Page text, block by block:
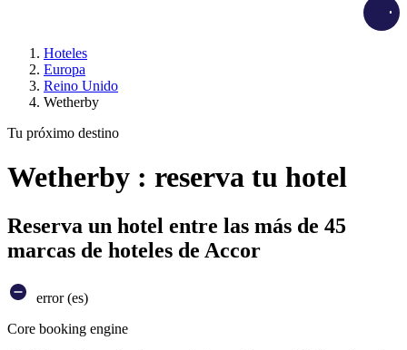
Hoteles
Europa
Reino Unido
Wetherby
Tu próximo destino
Wetherby : reserva tu hotel
Reserva un hotel entre las más de 45
marcas de hoteles de Accor
error (es)
Core booking engine